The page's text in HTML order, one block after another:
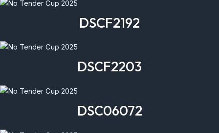
DSCF2192
DSCF2203
DSC06072